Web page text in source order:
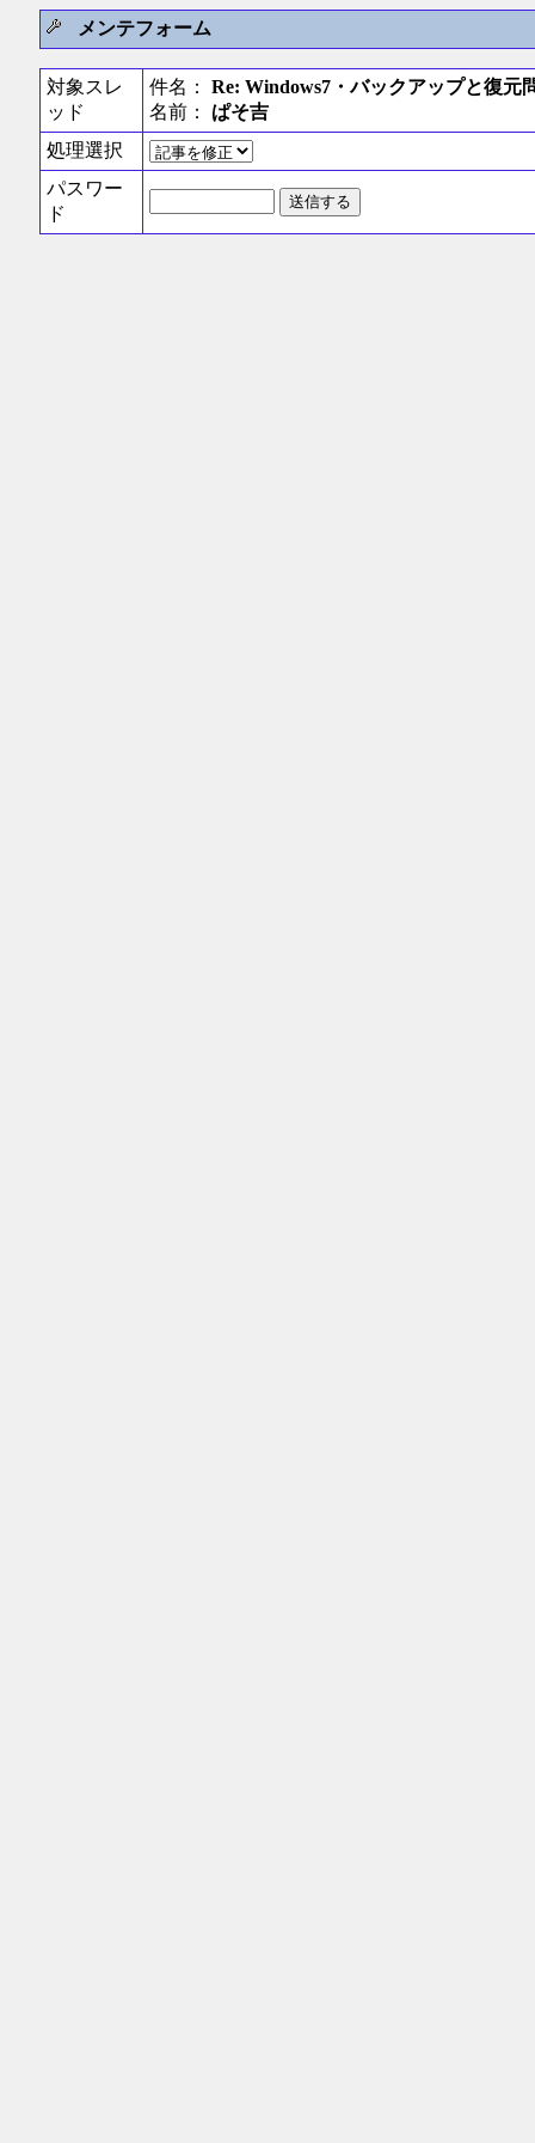
メンテフォーム
対象スレ
ッド
件名： Re: Windows7・バックアップと復元
名前： ぱそ吉
処理選択
パスワー
ド